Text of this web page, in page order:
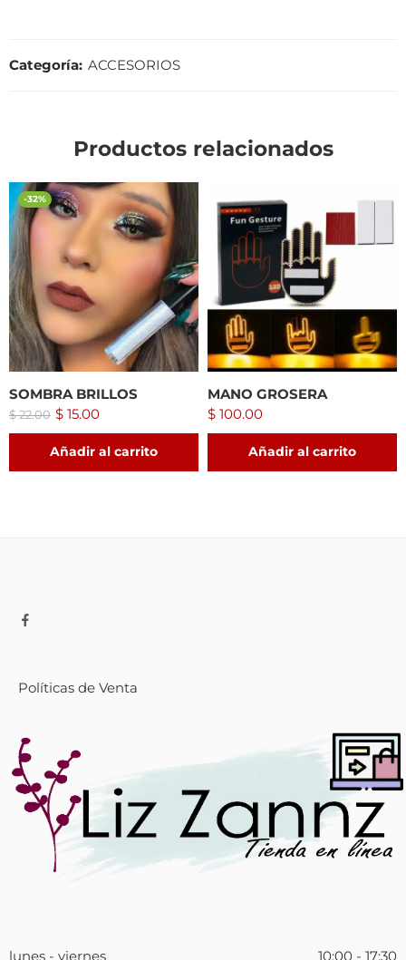
Categoría: ACCESORIOS
Productos relacionados
-32%
SOMBRA BRILLOS
$22.00 $ 15.00
Añadir al carrito
MANO GROSERA
$ 100.00
Añadir al carrito
Políticas de Venta
lunes - viernes 10:00 - 17:30